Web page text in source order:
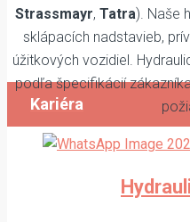
Prezrite si naše
nás kontaktujte.
Kariéra
Strassmayr, Tatra). Naše
sklápacích nadstavieb,
úžitkových vozidiel.
podľa špecifikácií